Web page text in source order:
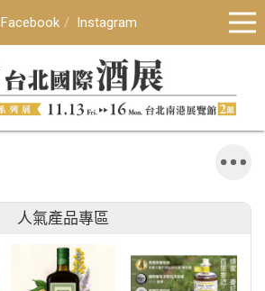
Facebook Instagram
人氣產品專區